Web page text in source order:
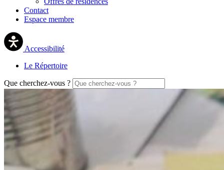
Contact
Espace membre
Accessibilité
Le Répertoire
Que cherchez-vous ?